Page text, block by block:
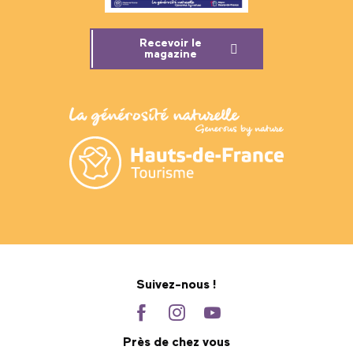
Recevoir le
magazine
Suivez-nous !
Près de chez vous